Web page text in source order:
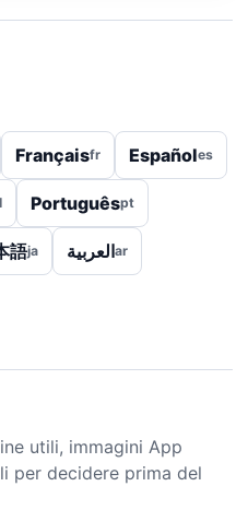
Françaisfr Españoles
Portuguêspt
語ja العربيةar
utili, immagini App
per decidere prima del